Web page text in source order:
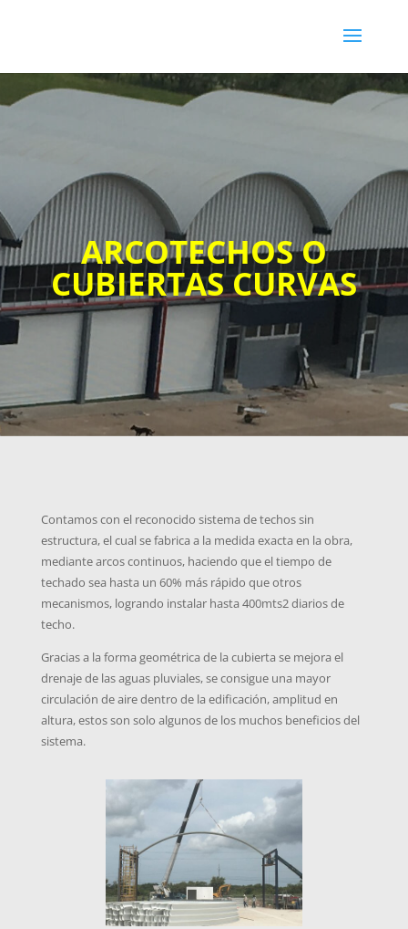
ARCOTECHOS O
CUBIERTAS CURVAS
Contamos con el reconocido sistema de techos sin
estructura, el cual se fabrica a la medida exacta en la obra,
mediante arcos continuos, haciendo que el tiempo de
techado sea hasta un 60% más rápido que otros
mecanismos, logrando instalar hasta 400mts2 diarios de
techo.
Gracias a la forma geométrica de la cubierta se mejora el
drenaje de las aguas pluviales, se consigue una mayor
circulación de aire dentro de la edificación, amplitud en
altura, estos son solo algunos de los muchos beneficios del
sistema.